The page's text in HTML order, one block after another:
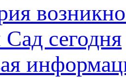
сегодня